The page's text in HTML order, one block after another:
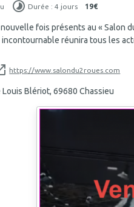
Durée : 4 jours 19€
fois présents au « Salon
réunira tous les
https://www.salondu2roues.com
Louis Blériot, 69680 Chassieu